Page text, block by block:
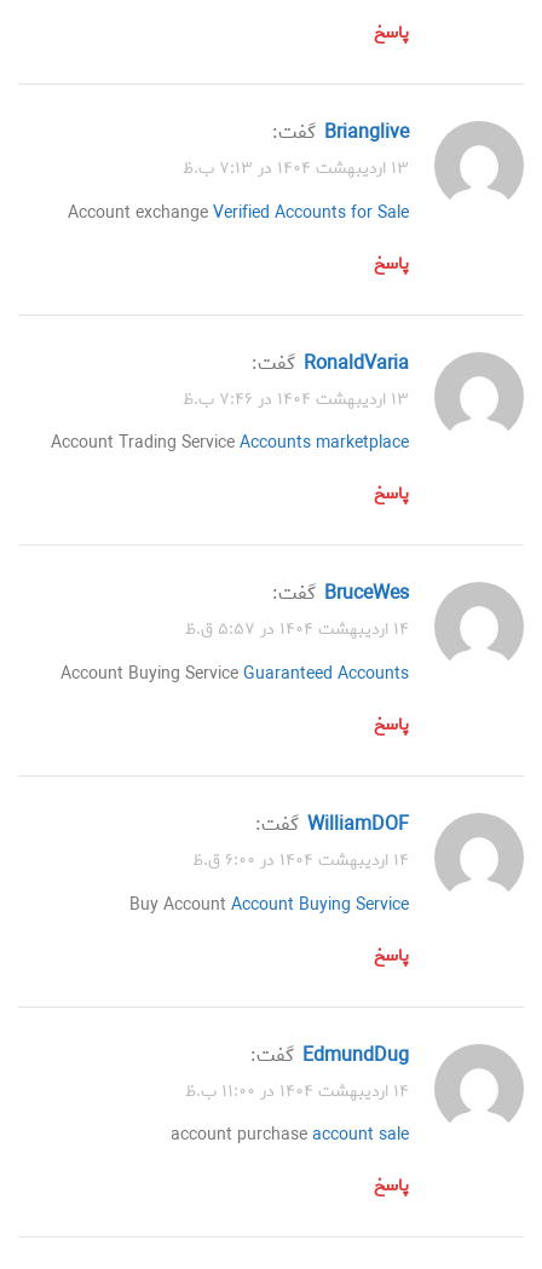
پاسخ
Brianglive گفت:
۱۳ اردیبهشت ۱۴۰۴ در ۷:۱۳ ب.ظ
Account exchangeVerified Accounts for Sale
پاسخ
RonaldVaria گفت:
۱۳ اردیبهشت ۱۴۰۴ در ۷:۴۶ ب.ظ
Account Trading ServiceAccounts marketplace
پاسخ
BruceWes گفت:
۱۴ اردیبهشت ۱۴۰۴ در ۵:۵۷ ق.ظ
Account Buying ServiceGuaranteed Accounts
پاسخ
WilliamDOF گفت:
۱۴ اردیبهشت ۱۴۰۴ در ۶:۰۰ ق.ظ
Buy Account Account Buying Service
پاسخ
EdmundDug گفت:
۱۴ اردیبهشت ۱۴۰۴ در ۱۱:۰۰ ب.ظ
account purchaseaccount sale
پاسخ